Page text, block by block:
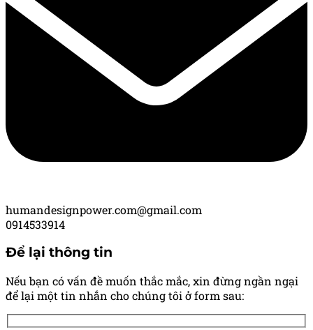
humandesignpower.com@gmail.com
0914533914
Để lại thông tin
Nếu bạn có vấn đề muốn thắc mắc, xin đừng ngần ngại
để lại một tin nhắn cho chúng tôi ở form sau: